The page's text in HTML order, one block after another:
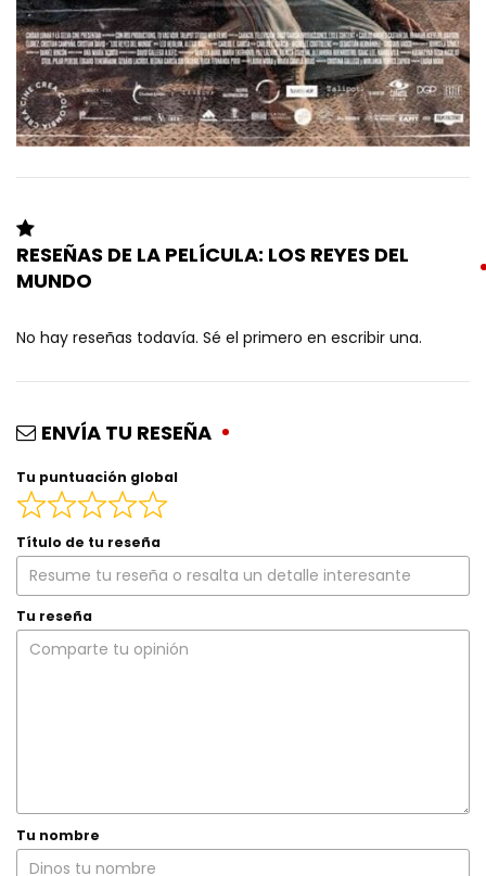
RESEÑAS DE LA PELÍCULA: LOS REYES DEL
MUNDO
No hay reseñas todavía. Sé el primero en escribir una.
ENVÍA TU RESEÑA
Tu puntuación global
Título de tu reseña
Tu reseña
Tu nombre